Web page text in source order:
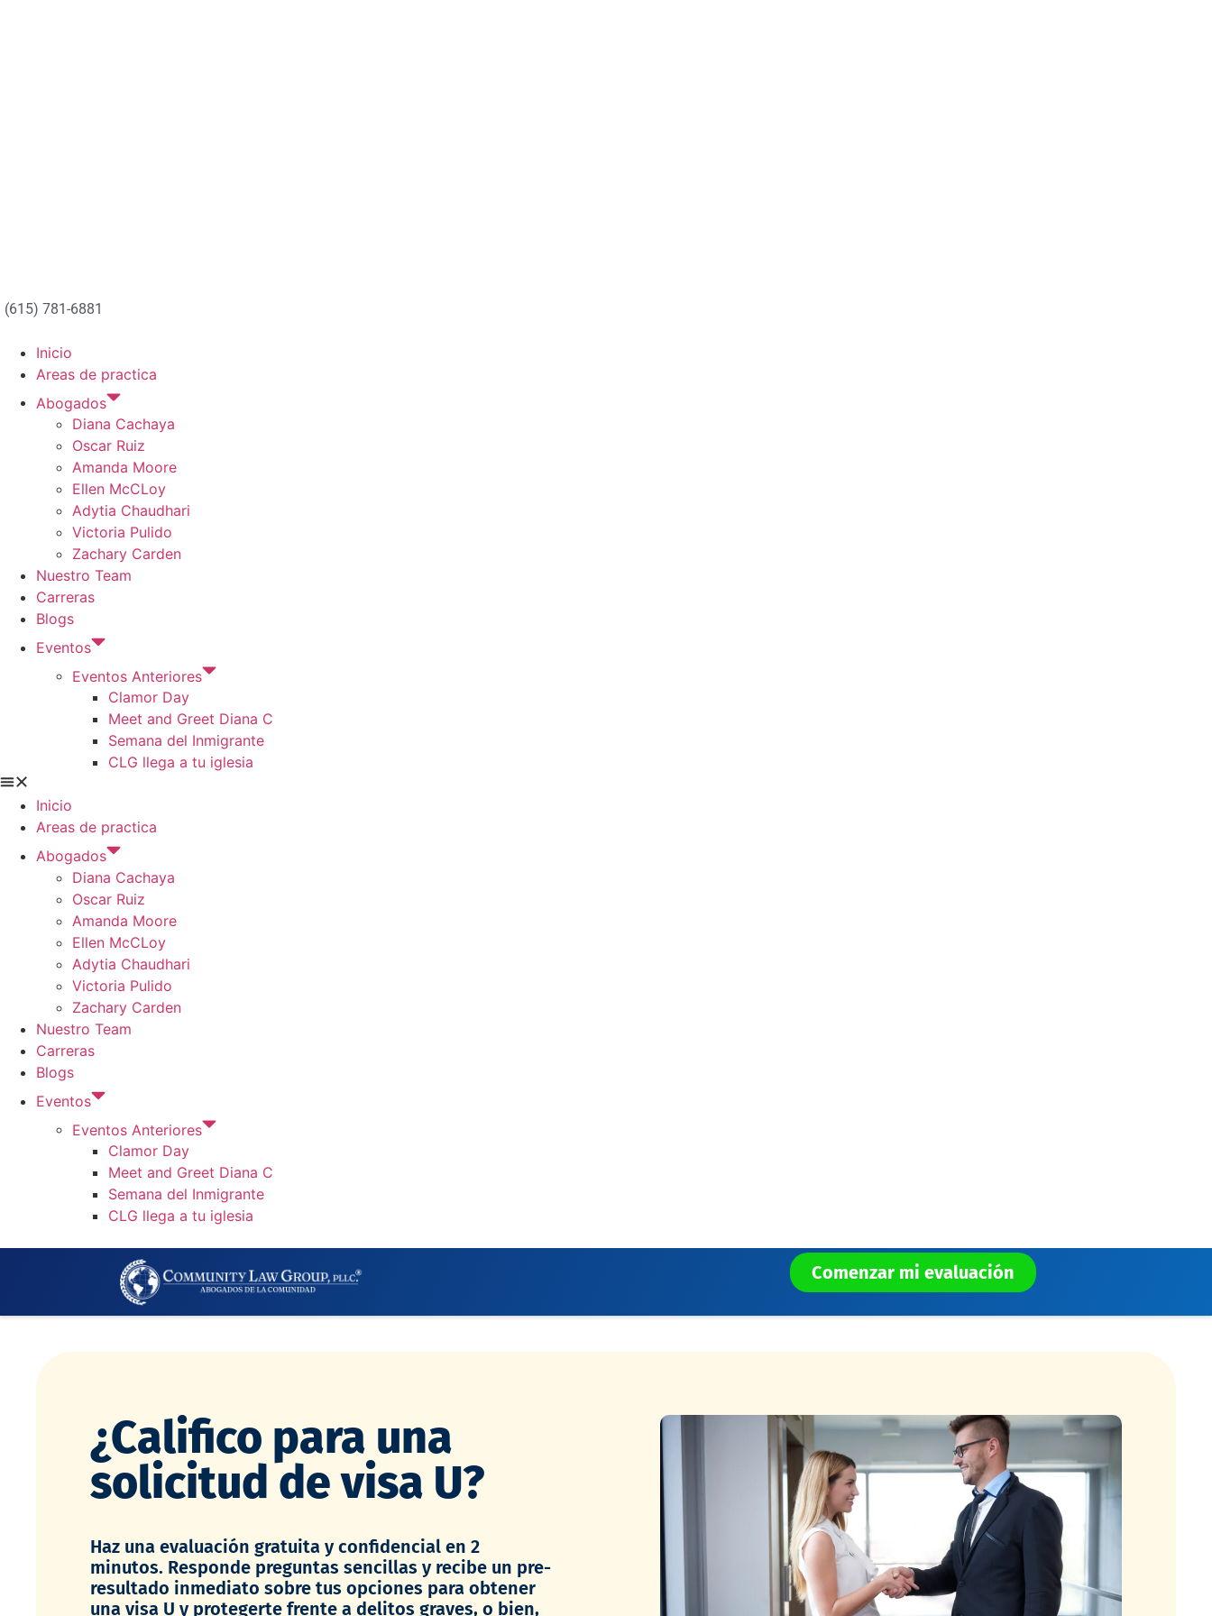
(615) 781-6881
Inicio
Areas de practica
Abogados
Diana Cachaya
Oscar Ruiz
Amanda Moore
Ellen McCLoy
Adytia Chaudhari
Victoria Pulido
Zachary Carden
Nuestro Team
Carreras
Blogs
Eventos
Eventos Anteriores
Clamor Day
Meet and Greet Diana C
Semana del Inmigrante
CLG llega a tu iglesia
Inicio
Areas de practica
Abogados
Diana Cachaya
Oscar Ruiz
Amanda Moore
Ellen McCLoy
Adytia Chaudhari
Victoria Pulido
Zachary Carden
Nuestro Team
Carreras
Blogs
Eventos
Eventos Anteriores
Clamor Day
Meet and Greet Diana C
Semana del Inmigrante
CLG llega a tu iglesia
Comenzar mi evaluación
¿Califico para una
solicitud de visa U?
Haz una evaluación gratuita y confidencial en 2
minutos. Responde preguntas sencillas y recibe un pre-
resultado inmediato sobre tus opciones para obtener
una visa U y protegerte frente a delitos graves, o bien,